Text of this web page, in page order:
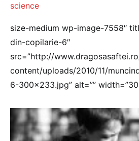
science
size-medium wp-image-7558″
din-copilarie-6″
src=”http://
content/uploads/2010/11/
6-300×233.jpg” alt=””